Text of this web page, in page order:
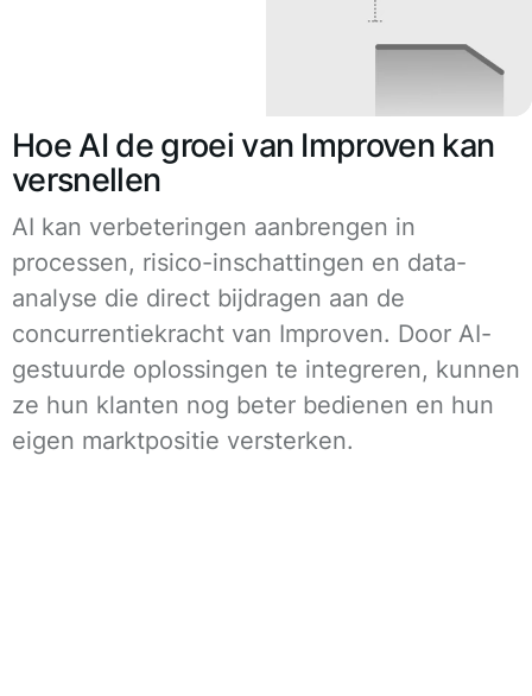
Hoe AI de groei van Improven kan
versnellen
AI kan verbeteringen aanbrengen in
processen, risico-inschattingen en data-
analyse die direct bijdragen aan de
concurrentiekracht van Improven. Door AI-
gestuurde oplossingen te integreren, kunnen
ze hun klanten nog beter bedienen en hun
eigen marktpositie versterken.